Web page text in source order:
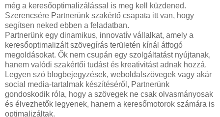
még a keresőoptimalizálással is meg kell küzdened.
Szerencsére Partnerünk szakértő csapata itt van, hogy
segítsen neked ebben a feladatban.
Partnerünk egy dinamikus, innovatív vállalkat, amely a
keresőoptimalizált szövegírás területén kínál átfogó
megoldásokat. Ők nem csupán egy szolgáltatást nyújtanak,
hanem valódi szakértői tudást és kreativitást adnak hozzá.
Legyen szó blogbejegyzések, weboldalszövegek vagy akár
social media-tartalmak készítéséről, Partnerünk
gondoskodik róla, hogy a szövegek ne csak olvasmányosak
és élvezhetők legyenek, hanem a keresőmotorok számára is
optimalizáltak.